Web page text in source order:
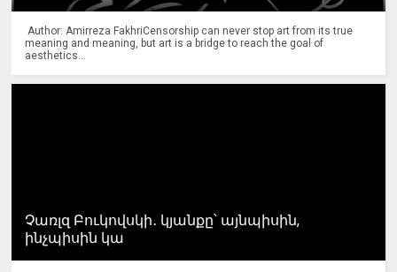
Author: Amirreza FakhriCensorship can never stop art from its true
meaning and meaning, but art is a bridge to reach the goal of
aesthetics...
Չառլզ Բուկովսկի․ կյանքը՝ այնպիսին,
ինչպիսին կա